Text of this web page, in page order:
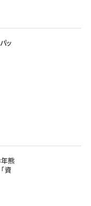
ッ
年熊
資